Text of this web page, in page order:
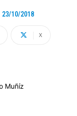
23/10/2018
X